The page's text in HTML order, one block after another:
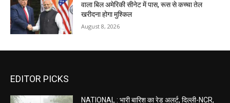
वाला बिल अमेरिकी सीनेट में पास, रूस से कच्चा तेल
खरीदना होगा मुश्किल
August 8, 2026
EDITOR PICKS
NATIONAL : भारी बारिश का रेड अलर्ट, दिल्ली-NCR,